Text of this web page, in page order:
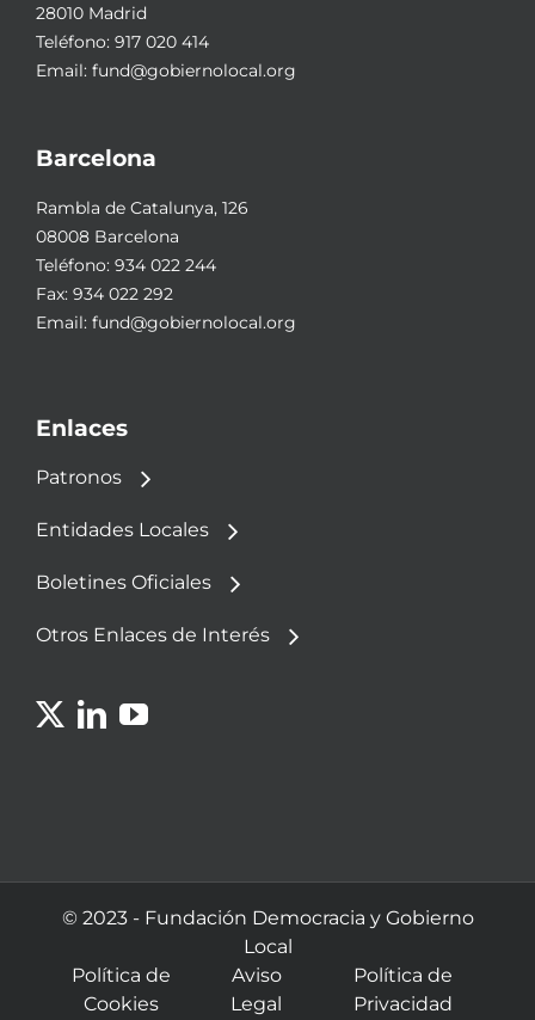
28010 Madrid
Teléfono: 917 020 414
Email: fund@gobiernolocal.org
Barcelona
Rambla de Catalunya, 126
08008 Barcelona
Teléfono: 934 022 244
Fax: 934 022 292
Email: fund@gobiernolocal.org
Enlaces
Patronos
Entidades Locales
Boletines Oficiales
Otros Enlaces de Interés
© 2023 - Fundación Democracia y Gobierno
Local
Política de
Cookies
Aviso
Legal
Política de
Privacidad